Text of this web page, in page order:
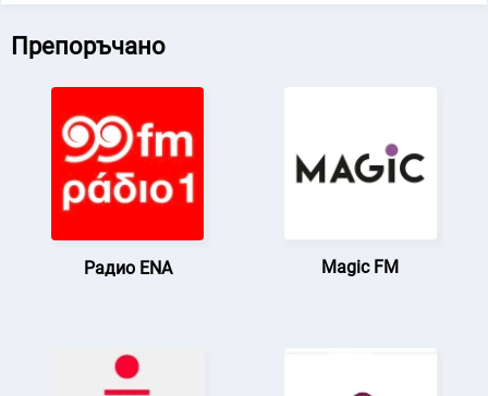
Препоръчано
Радио ENA Magic FM